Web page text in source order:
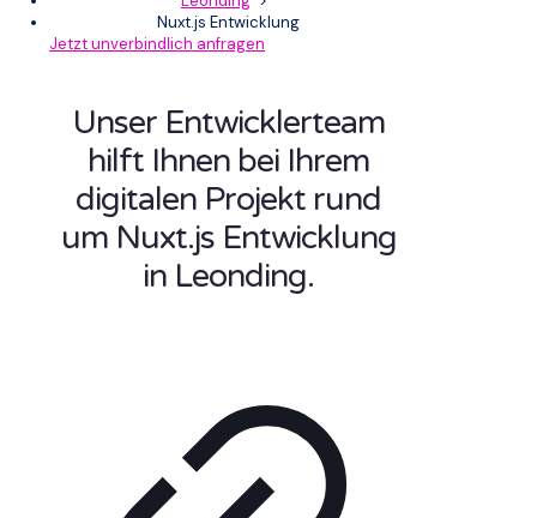
Nuxt.js Entwicklung
Jetzt unverbindlich anfragen
Unser Entwicklerteam
hilft Ihnen bei Ihrem
digitalen Projekt rund
um Nuxt.js Entwicklung
in Leonding.